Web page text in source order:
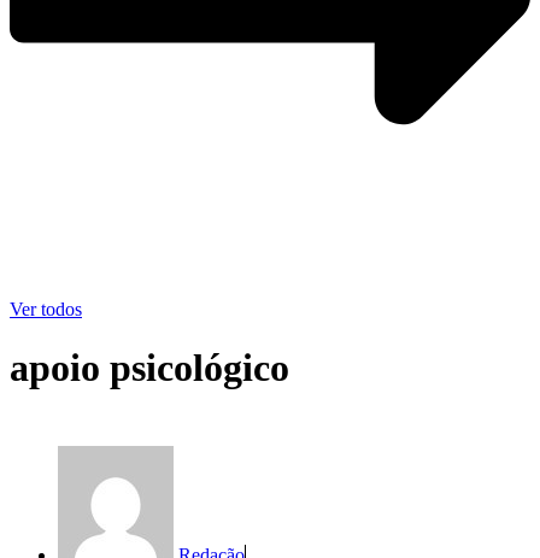
Ver todos
apoio psicológico